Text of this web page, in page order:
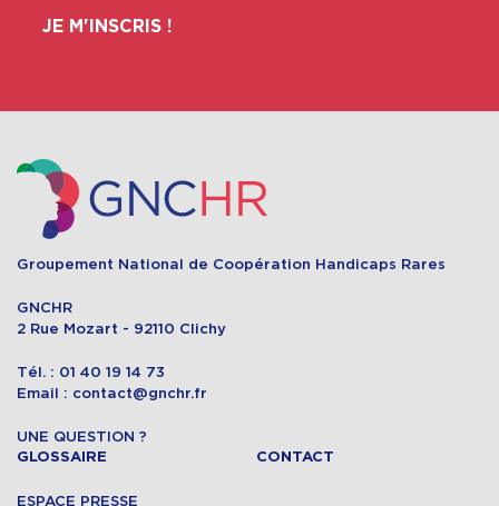
JE M'INSCRIS !
Groupement National de Coopération Handicaps Rares
GNCHR
2 Rue Mozart - 92110 Clichy
Tél. : 01 40 19 14 73
Email : contact@gnchr.fr
UNE QUESTION ?
GLOSSAIRE CONTACT
ESPACE PRESSE